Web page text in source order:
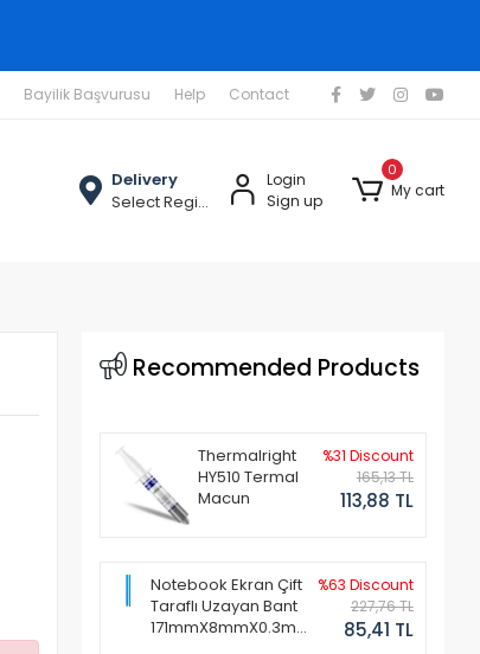
Bayilik Başvurusu Help Contact
Delivery
Select Region
Login
Sign up
0
My cart
Recommended Products
Thermalright
HY510 Termal
Macun
%31 Discount
165,13 TL
113,88 TL
Notebook Ekran Çift
Taraflı Uzayan Bant
171mmX8mmX0.3mm
%63 Discount
227,76 TL
85,41 TL